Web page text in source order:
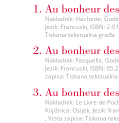
Au bonheur
Nakladnik: Hachette,
Jezik: Francuski, ISBN: 2-
Tiskana tekstualna građa
Au bonheur
Nakladnik: Fasquelle,
Jezik: Francuski, ISBN:
zapisa: Tiskana
Au bonheur
Nakladnik: Le Livre de
Knjižnica: Osijek, Jezik:
, Vrsta zapisa: Tiskana